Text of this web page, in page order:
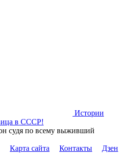
Истории
в СССР!
судя по всему выживший
Карта сайта Контакты Дзен